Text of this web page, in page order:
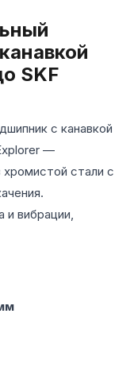
SKF
с канавкой
—
стали с
и вибрации,